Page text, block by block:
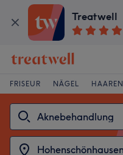
Treatwell
FRISEUR NÄGEL